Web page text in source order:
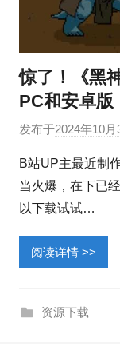
惊了！《黑
PC和安卓版
发布于2024年10月
B站UP主最近制
当火爆，在下已
以下载试试…
阅读详情 >>
资源下载